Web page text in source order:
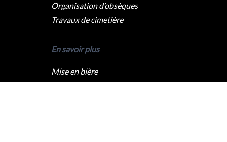
Organisation d’obsèques
Travaux de cimetière
En savoir plus
Mise en bière